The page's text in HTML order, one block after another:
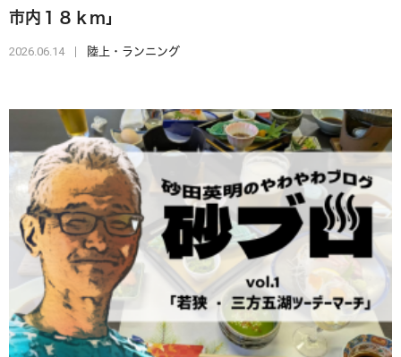
市内１８ｋｍ」
2026.06.14 陸上・ランニング